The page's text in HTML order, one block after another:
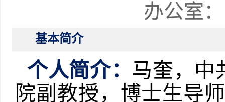
办公室
基本简介
个人简介： 马奎，中
院副教授，博士生导